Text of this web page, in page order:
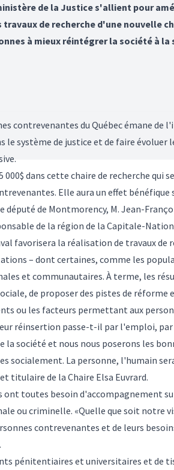
de la Justice s'allient pour
de recherche d'une nouvelle
à mieux réintégrer la société à
contrevenantes du Québec émane de
système de justice et de faire évoluer
dans cette chaire de recherche qui
Elle aura un effet
de Montmorency, M. Jean-
de la région de la Capitale-
favorisera la réalisation de travaux
– dont certaines, comme les
et communautaires. À terme, les
de proposer des pistes de
ou les facteurs permettant aux
réinsertion passe-t-il par l'emploi,
société et nous nous poserons les
socialement. La personne, l'humain
titulaire de la Chaire Elsa Euvrard.
toutes besoin d'accompagnement
ou criminelle. «Quelle que soit notre
contrevenantes et de leurs
pénitentiaires et universitaires et de